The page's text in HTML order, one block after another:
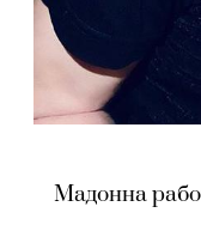
Мадонна